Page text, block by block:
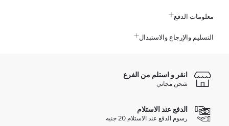
معلومات الدفع
التسليم والإرجاع والاستبدال
انقر و استلم من الفرع
شحن مجاني
الدفع عند الاستلام
رسوم الدفع عند الاستلام 20 جنيه